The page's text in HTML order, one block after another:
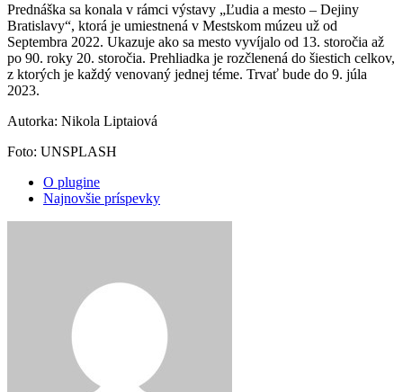
Prednáška sa konala v rámci výstavy „Ľudia a mesto ‒ Dejiny
Bratislavy“, ktorá je umiestnená v Mestskom múzeu už od
Septembra 2022. Ukazuje ako sa mesto vyvíjalo od 13. storočia až
po 90. roky 20. storočia. Prehliadka je rozčlenená do šiestich celkov,
z ktorých je každý venovaný jednej téme. Trvať bude do 9. júla
2023.
Autorka: Nikola Liptaiová
Foto: UNSPLASH
O plugine
Najnovšie príspevky